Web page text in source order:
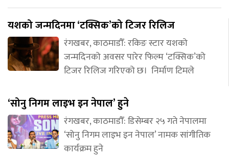
यशको जन्मदिनमा ‘टक्सिक’को टिजर रिलिज
रंगखबर, काठमाडौँ: रकिङ स्टार यशको
जन्मदिनको अवसर पारेर फिल्म ‘टक्सिक’को
टिजर रिलिज गरिएको छ। निर्माण टिमले
‘सोनु निगम लाइभ इन नेपाल’ हुने
रंगखबर, काठमाडौँ: डिसेम्बर २५ गते नेपालमा
‘सोनु निगम लाइभ इन नेपाल’ नामक सांगीतिक
कार्यक्रम हुने